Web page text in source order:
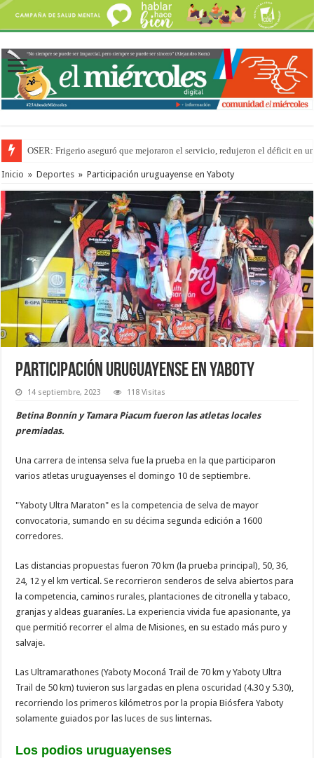
OSER: Frigerio aseguró que mejoraron el servicio, redujeron el déficit en
Inicio » Deportes » Participación uruguayense en Yaboty
Participación uruguayense en Yaboty
14 septiembre, 2023 118 Visitas
Betina Bonnín y Tamara Piacum fueron las atletas locales
premiadas.
Una carrera de intensa selva fue la prueba en la que participaron
varios atletas uruguayenses el domingo 10 de septiembre.
"Yaboty Ultra Maraton" es la competencia de selva de mayor
convocatoria, sumando en su décima segunda edición a 1600
corredores.
Las distancias propuestas fueron 70 km (la prueba principal), 50, 36,
24, 12 y el km vertical. Se recorrieron senderos de selva abiertos para
la competencia, caminos rurales, plantaciones de citronella y tabaco,
granjas y aldeas guaraníes. La experiencia vivida fue apasionante, ya
que permitió recorrer el alma de Misiones, en su estado más puro y
salvaje.
Las Ultramarathones (Yaboty Moconá Trail de 70 km y Yaboty Ultra
Trail de 50 km) tuvieron sus largadas en plena oscuridad (4.30 y 5.30),
recorriendo los primeros kilómetros por la propia Biósfera Yaboty
solamente guiados por las luces de sus linternas.
Los podios uruguayenses